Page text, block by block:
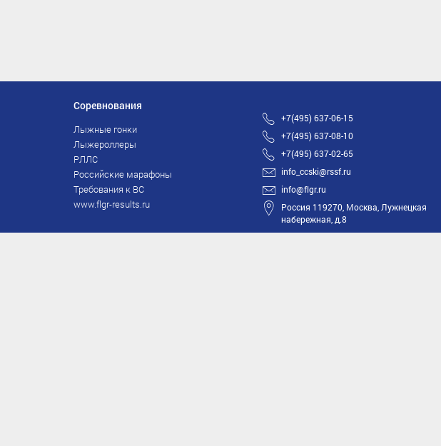
Соревнования
Лыжные гонки
Лыжероллеры
РЛЛС
Российские марафоны
Требования к ВС
www.flgr-results.ru
+7(495) 637-06-15
+7(495) 637-08-10
+7(495) 637-02-65
info_ccski@rssf.ru
info@flgr.ru
Россия 119270, Москва, Лужнецкая
набережная, д.8